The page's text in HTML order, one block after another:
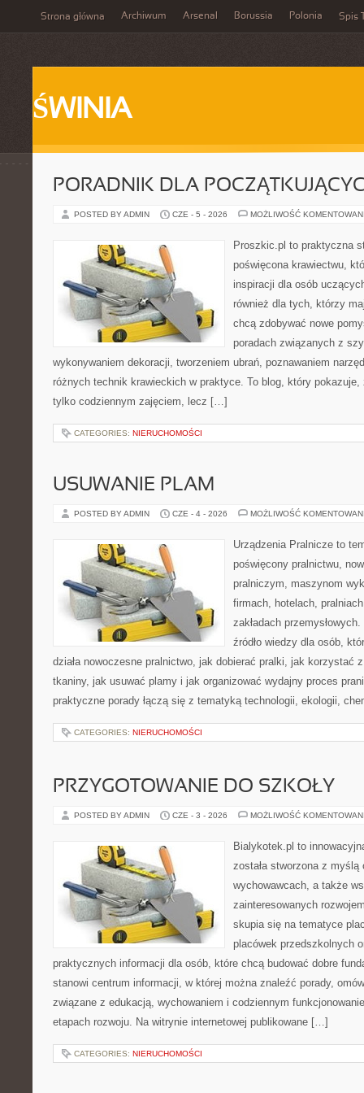
Strona główna Archiwum Arsenal Borussia Polonia Spis
ŚWINIA
PORADNIK DLA
POSTED BY ADMIN CZE - 5 - 2026 MOŻLIWOŚĆ
Proszkic.pl to praktyczna
poświęcona krawiectwu,
inspiracji dla osób
również dla tych, którzy
chcą zdobywać nowe
poradach związanych z
wykonywaniem dekoracji, tworzeniem ubrań, poznawaniem
różnych technik krawieckich w praktyce. To blog, który
tylko codziennym zajęciem, lecz […]
CATEGORIES: NIERUCHOMOŚCI
USUWANIE PLAM
POSTED BY ADMIN CZE - 4 - 2026 MOŻLIWOŚĆ
Urządzenia Pralnicze to
poświęcony pralnictwu,
pralniczym, maszynom
firmach, hotelach,
zakładach
źródło wiedzy dla osób,
działa nowoczesne pralnictwo, jak dobierać pralki, jak korzystać
tkaniny, jak usuwać plamy i jak organizować wydajny proces
praktyczne porady łączą się z tematyką technologii, ekologii,
CATEGORIES: NIERUCHOMOŚCI
PRZYGOTOWANIE DO SZKOŁY
POSTED BY ADMIN CZE - 3 - 2026 MOŻLIWOŚĆ
Bialykotek.pl to
została stworzona z myślą
wychowawcach, a także
zainteresowanych
skupia się na tematyce
placówek przedszkolnych
praktycznych informacji dla osób, które chcą budować dobre
stanowi centrum informacji, w której można znaleźć porady,
związane z edukacją, wychowaniem i codziennym
etapach rozwoju. Na witrynie internetowej publikowane […]
CATEGORIES: NIERUCHOMOŚCI